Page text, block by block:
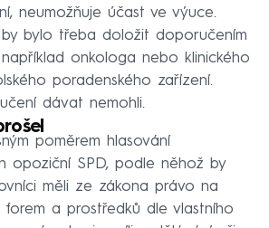
neumožňuje účast ve výuce.
bylo třeba doložit doporučením
například onkologa nebo klinického
poradenského zařízení.
dávat nemohli.
poměrem hlasování
opoziční SPD, podle něhož by
měli ze zákona právo na
forem a prostředků dle vlastního